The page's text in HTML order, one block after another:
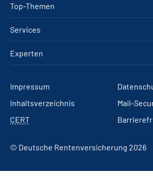
Top-Themen
Services
Experten
Impressum
Inhaltsverzeichnis
Mail-
CERT
© Deutsche Rentenversicherung 2026